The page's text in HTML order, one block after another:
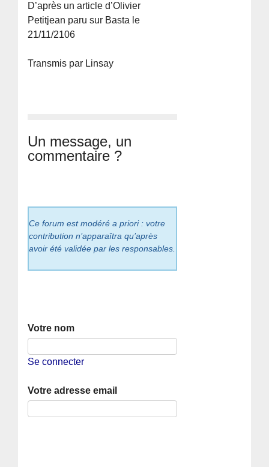
D’après un article d’Olivier
Petitjean paru sur Basta le
21/11/2106
Transmis par Linsay
Un message, un
commentaire ?
Ce forum est modéré a priori : votre
contribution n’apparaîtra qu’après
avoir été validée par les responsables.
Votre nom
Se connecter
Votre adresse email